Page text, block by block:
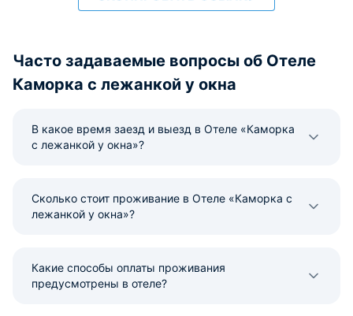
Часто задаваемые вопросы об Отеле
Каморка с лежанкой у окна
В какое время заезд и выезд в Отеле «Каморка
с лежанкой у окна»?
Сколько стоит проживание в Отеле «Каморка с
лежанкой у окна»?
Какие способы оплаты проживания
предусмотрены в отеле?